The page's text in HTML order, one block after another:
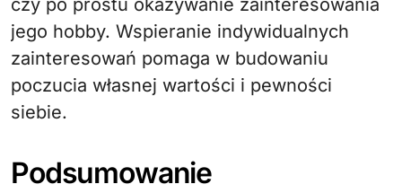
jego hobby. Wspieranie indywidualnych
zainteresowań pomaga w budowaniu
poczucia własnej wartości i pewności
siebie.
Podsumowanie